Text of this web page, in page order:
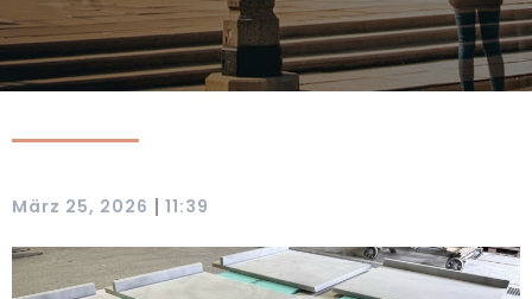
März 25, 2026 | 11:39